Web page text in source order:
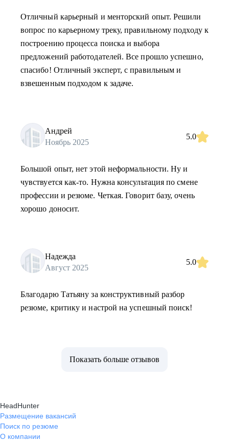
Отличный карьерный и менторский опыт. Решили
вопрос по карьерному треку, правильному подходу к
построению процесса поиска и выбора
предложений работодателей. Все прошло успешно,
спасибо! Отличный эксперт, с правильным и
взвешенным подходом к задаче.
Андрей
Ноябрь 2025
5.0
Большой опыт, нет этой неформальности. Ну и
чувствуется как-то. Нужна консультация по смене
профессии и резюме. Четкая. Говорит базу, очень
хорошо доносит.
Надежда
Август 2025
5.0
Благодарю Татьяну за конструктивный разбор
резюме, критику и настрой на успешный поиск!
Показать больше отзывов
HeadHunter
Размещение вакансий
Поиск по резюме
О компании